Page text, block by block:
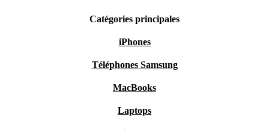
Catégories principales
iPhones
Téléphones Samsung
MacBooks
Laptops